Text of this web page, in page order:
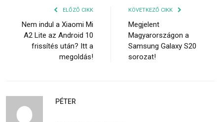
ELŐZŐ CIKK
Nem indul a Xiaomi Mi
A2 Lite az Android 10
frissítés után? Itt a
megoldás!
KÖVETKEZŐ CIKK
Megjelent
Magyarországon a
Samsung Galaxy S20
sorozat!
PÉTER